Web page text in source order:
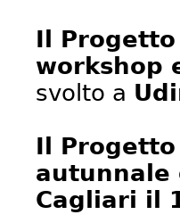
Il
workshop
svolto a
Il
autunnale
Cagliari il